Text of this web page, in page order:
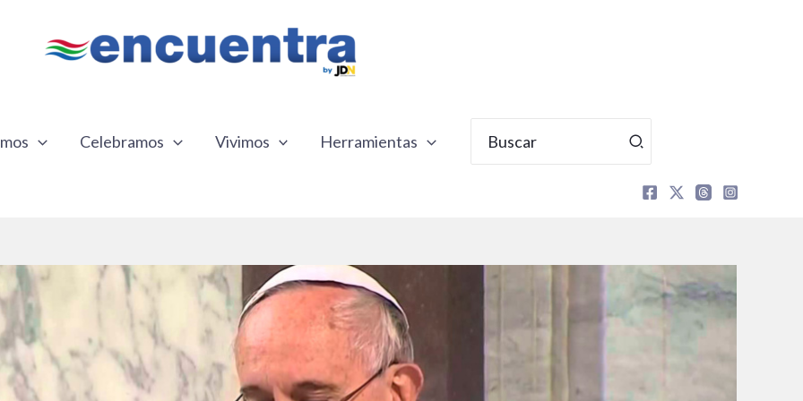
Celebramos Vivimos Herramientas
por: